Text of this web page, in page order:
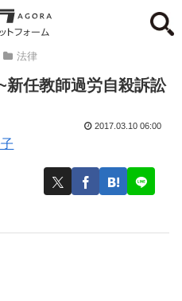
法律
新任教師過労自殺訴訟
2017.03.10 06:00